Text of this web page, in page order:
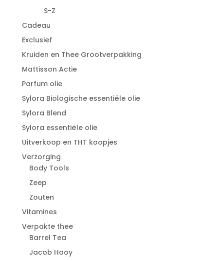
S-Z
Cadeau
Exclusief
Kruiden en Thee Grootverpakking
Mattisson Actie
Parfum olie
Sylora Biologische essentiële olie
Sylora Blend
Sylora essentiële olie
Uitverkoop en THT koopjes
Verzorging
Body Tools
Zeep
Zouten
Vitamines
Verpakte thee
Barrel Tea
Jacob Hooy